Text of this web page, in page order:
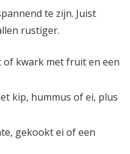
te zijn. Juist
rustiger.
kwark met fruit en een
kip, hummus of ei, plus
gekookt ei of een